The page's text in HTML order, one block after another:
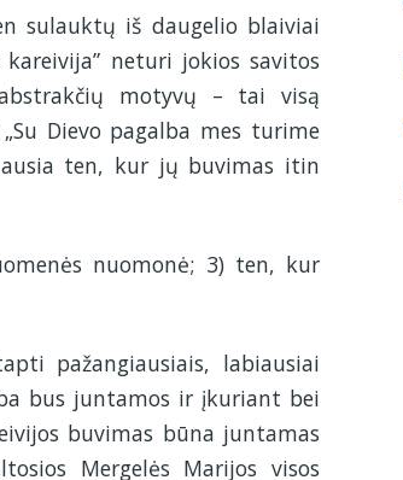
sulauktų iš daugelio blaiviai
neturi jokios savitos
motyvų – tai visą
Dievo pagalba mes turime
ten, kur jų buvimas itin
nuomonė; 3) ten, kur
pažangiausiais, labiausiai
bus juntamos ir įkuriant bei
buvimas būna juntamas
Mergelės Marijos visos